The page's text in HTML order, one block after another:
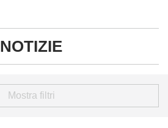
NOTIZIE
Mostra filtri